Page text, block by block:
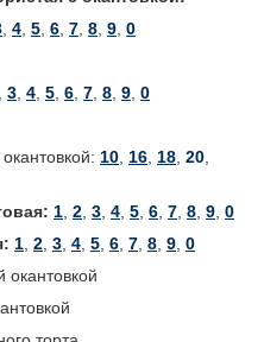
, 4, 5, 6, 7, 8, 9, 0
, 3, 4, 5, 6, 7, 8, 9, 0
10, 16, 18, 20,
1, 2, 3, 4, 5, 6, 7, 8, 9, 0
1, 2, 3, 4, 5, 6, 7, 8, 9, 0
окантовкой